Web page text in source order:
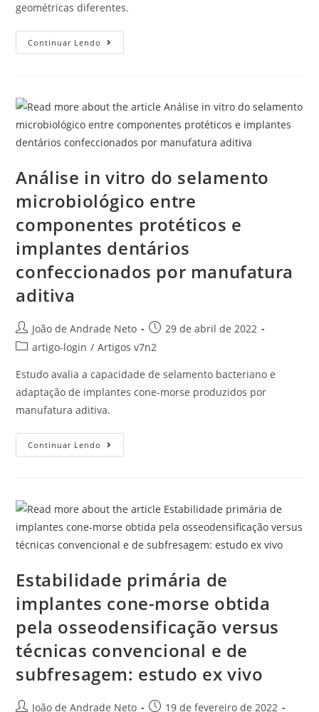
geométricas diferentes.
Continuar Lendo
Análise in vitro do selamento
microbiológico entre
componentes protéticos e
implantes dentários
confeccionados por manufatura
aditiva
João de Andrade Neto
29 de abril de 2022
artigo-login / Artigos v7n2
Estudo avalia a capacidade de selamento bacteriano e
adaptação de implantes cone-morse produzidos por
manufatura aditiva.
Continuar Lendo
Estabilidade primária de
implantes cone-morse obtida
pela osseodensificação versus
técnicas convencional e de
subfresagem: estudo ex vivo
João de Andrade Neto 19 de fevereiro de 2022